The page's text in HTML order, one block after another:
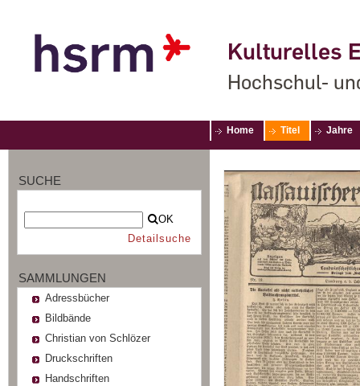
Kulturelles
Hochschul-
Home Titel Jahre
SUCHE
OK
Detailsuche
SAMMLUNGEN
Adressbücher
Bildbände
Christian von Schlözer
Druckschriften
Handschriften